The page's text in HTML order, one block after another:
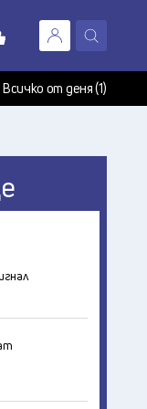
Всичко от деня (1)